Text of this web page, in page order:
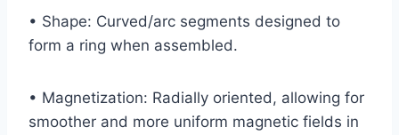
• Shape: Curved/arc segments designed to
form a ring when assembled.
• Magnetization: Radially oriented, allowing for
smoother and more uniform magnetic fields in